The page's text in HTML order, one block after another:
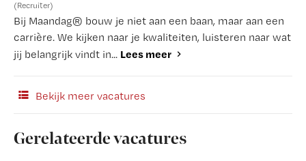
(Recruiter)
Bij Maandag® bouw je niet aan een baan, maar aan een
carrière. We kijken naar je kwaliteiten, luisteren naar wat
jij belangrijk vindt in... Lees meer
Bekijk meer vacatures
Gerelateerde vacatures